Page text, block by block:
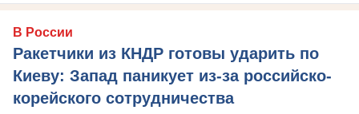
В России
Ракетчики из КНДР готовы ударить по
Киеву: Запад паникует из-за российско-
корейского сотрудничества